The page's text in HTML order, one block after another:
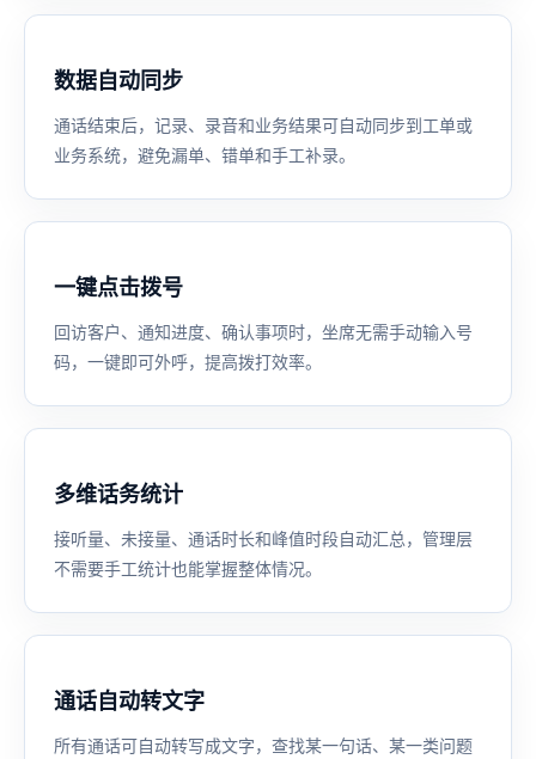
数据自动同步
通话结束后，记录、录音和业务结果可自动同步到工单或
业务系统，避免漏单、错单和手工补录。
一键点击拨号
回访客户、通知进度、确认事项时，坐席无需手动输入号
码，一键即可外呼，提高拨打效率。
多维话务统计
接听量、未接量、通话时长和峰值时段自动汇总，管理层
不需要手工统计也能掌握整体情况。
通话自动转文字
所有通话可自动转写成文字，查找某一句话、某一类问题